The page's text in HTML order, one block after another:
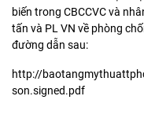
biến trong CBCCVC và
tấn và PL VN về phòng
đường dẫn sau:
http://
son.signed.pdf